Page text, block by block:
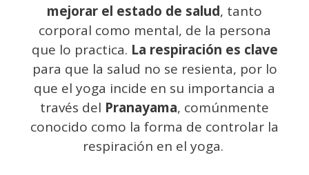
mejorar el estado de salud, tanto
corporal como mental, de la persona
que lo practica. La respiración es clave
para que la salud no se resienta, por lo
que el yoga incide en su importancia a
través del Pranayama, comúnmente
conocido como la forma de controlar la
respiración en el yoga.